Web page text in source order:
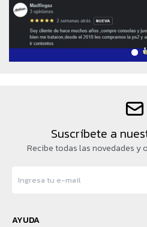
Suscríbete a
Recibe todas las novedades y
AYUDA